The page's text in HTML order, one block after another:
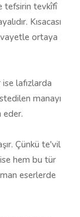
tefsirin tevkîfî
Kısacası
ortaya
lafızlarda
manayı
eder.
Çünkü te'vil
hem bu tür
eserlerde